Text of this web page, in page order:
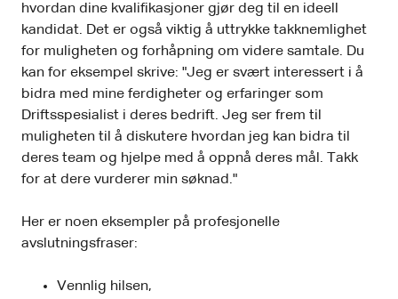
hvordan dine kvalifikasjoner gjør deg til en ideell
kandidat. Det er også viktig å uttrykke takknemlighet
for muligheten og forhåpning om videre samtale. Du
kan for eksempel skrive: "Jeg er svært interessert i å
bidra med mine ferdigheter og erfaringer som
Driftsspesialist i deres bedrift. Jeg ser frem til
muligheten til å diskutere hvordan jeg kan bidra til
deres team og hjelpe med å oppnå deres mål. Takk
for at dere vurderer min søknad."
Her er noen eksempler på profesjonelle
avslutningsfraser:
Vennlig hilsen,